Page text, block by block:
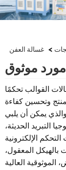
> غسالة العفن
موثوق
القوالب تحكمًا
وتحسين كفاءة
يمكن أن يلبي
التبريد الحديثة،
الإلكترونية
بالهيكل المعقول،
الموثوقية العالية